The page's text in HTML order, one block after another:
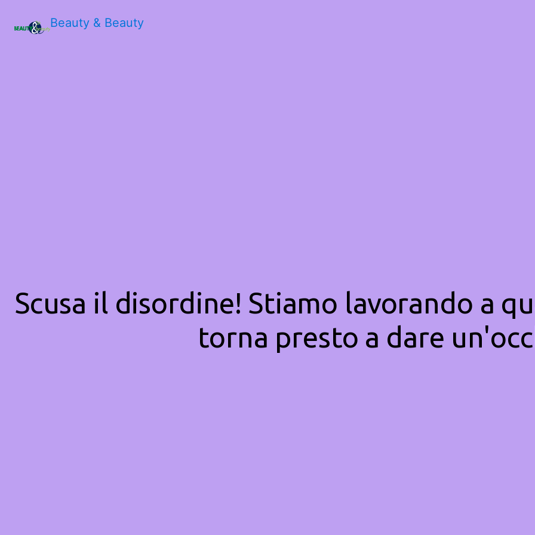
Beauty & Beauty
Scusa il disordine! Stiamo lavorando a
torna presto a dare